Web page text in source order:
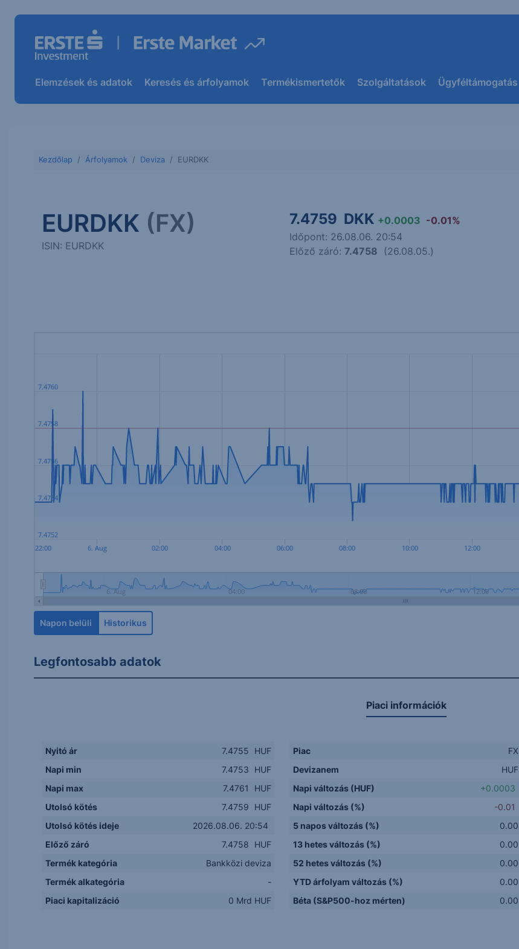
Elemzések és adatok Keresés és árfolyamok Termékismertetők Szolgáltatások Ügyféltámogatás
Kezdőlap Árfolyamok Deviza EURDKK
EURDKK (FX)
ISIN: EURDKK
7.4759 DKK +0.0003 -0.01%
Időpont: 26.08.06. 20:54
Előző záró:7.4758 (26.08.05.)
22:00 6. Aug 02:00 04:00 06:00 08:00 10:00 12:00
6. Aug 04:00 08:00 12:00
7.4752
7.4754
7.4756
7.4758
7.4760
Napon belüli Historikus
Legfontosabb adatok
Piaci információk
Nyitó ár 7.4755
HUF
Napi min
7.4753
HUF
Napi max
7.4761
HUF
Utolsó kötés
7.4759
HUF
Utolsó kötés ideje
2026.08.06. 20:54
Előző záró
7.4758
HUF
Termék kategória
Bankközi deviza
Termék alkategória
-
Piaci kapitalizáció
0 Mrd HUF
Piac
FX
Devizanem
HUF
Napi változás (HUF)
+0.0003
Napi változás (%)
-0.01
5 napos változás (%)
0.00
13 hetes változás (%)
0.00
52 hetes változás (%)
0.00
YTD árfolyam változás (%)
0.00
Béta (S&P500-hoz mérten)
0.00